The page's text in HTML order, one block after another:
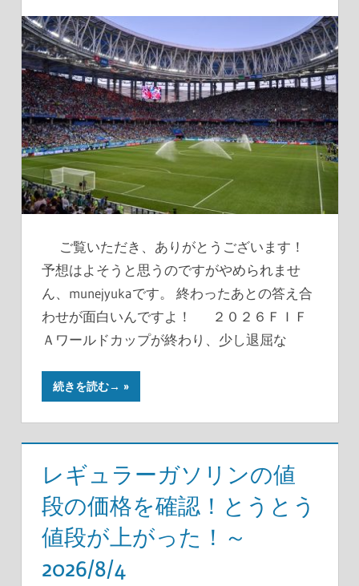
ご覧いただき、ありがとうございます！
予想はよそうと思うのですがやめられませ
ん、munejyukaです。 終わったあとの答え合
わせが面白いんですよ！ ２０２６ＦＩＦ
Ａワールドカップが終わり、少し退屈な
続きを読む→
レギュラーガソリンの値
段の価格を確認！とうとう
値段が上がった！～
2026/8/4